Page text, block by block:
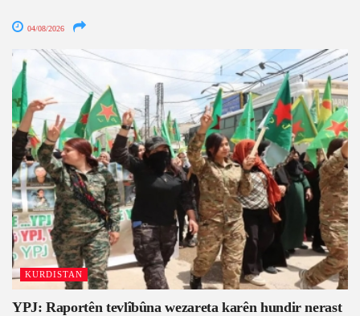
04/08/2026
KURDISTAN
YPJ: Raportên tevlîbûna wezareta karên hundir nerast